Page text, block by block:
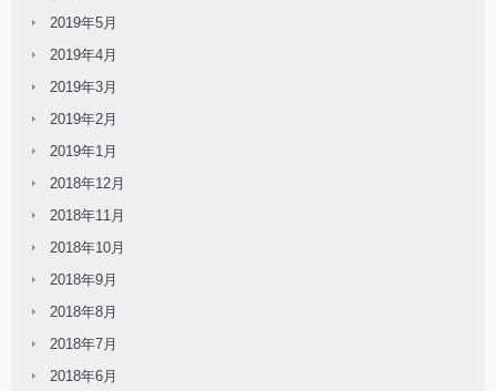
2019年5月
2019年4月
2019年3月
2019年2月
2019年1月
2018年12月
2018年11月
2018年10月
2018年9月
2018年8月
2018年7月
2018年6月